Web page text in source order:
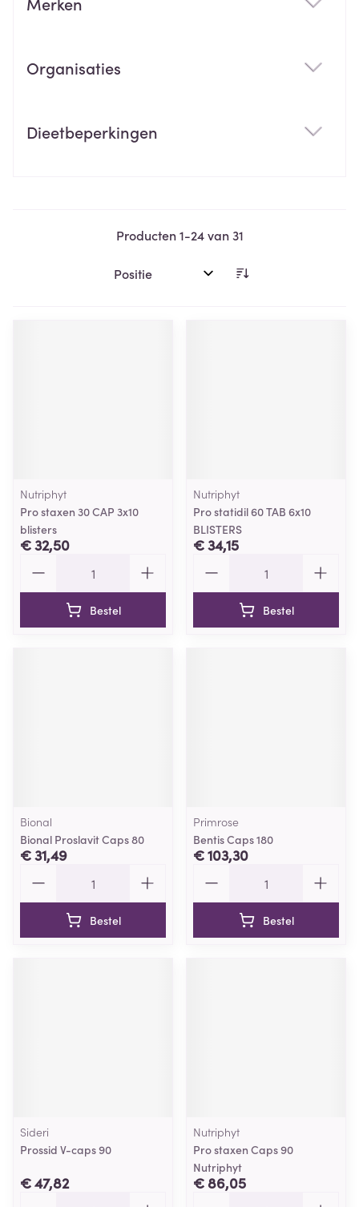
Organisaties
Dieetbeperkingen
Producten1-24van31
Sorteer op:
Nutriphyt
Pro staxen 30 CAP 3x10
blisters
€ 32,50
Bestel
Nutriphyt
Pro statidil 60 TAB 6x10
BLISTERS
€ 34,15
Bestel
Bional
Bional Proslavit Caps 80
€ 31,49
Bestel
Primrose
Bentis Caps 180
€ 103,30
Bestel
Sideri
Prossid V-caps 90
€ 47,82
Nutriphyt
Pro staxen Caps 90
Nutriphyt
€ 86,05